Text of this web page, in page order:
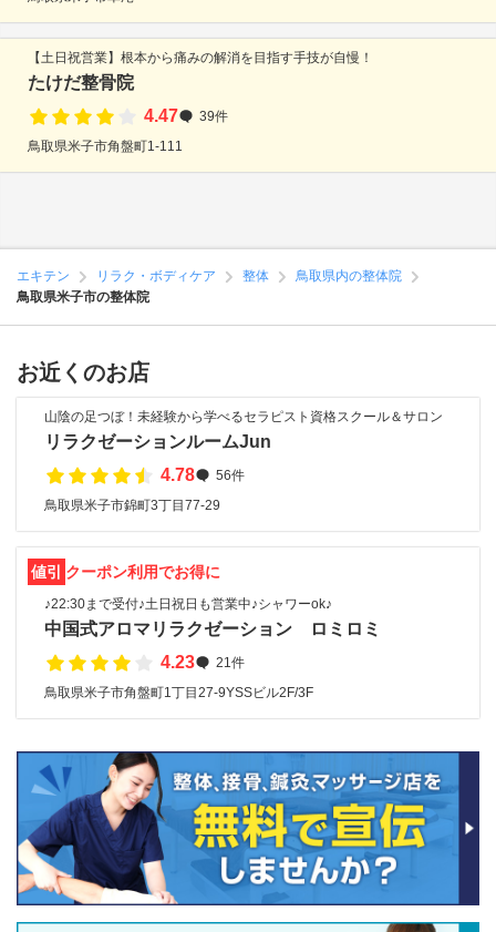
【土日祝営業】根本から痛みの解消を目指す手技が自慢！
たけだ整骨院
4.47
39件
鳥取県米子市角盤町1-111
エキテン リラク・ボディケア 整体
鳥取県内の整体院
鳥取県米子市の整体院
お近くのお店
山陰の足つぼ！未経験から学べるセラピスト資格スクール＆サロン
リラクゼーションルームJun
4.78
56件
鳥取県米子市錦町3丁目77-29
値引 クーポン利用でお得に
♪22:30まで受付♪土日祝日も営業中♪シャワーok♪
中国式アロマリラクゼーション ロミロミ
4.23
21件
鳥取県米子市角盤町1丁目27-9YSSビル2F/3F